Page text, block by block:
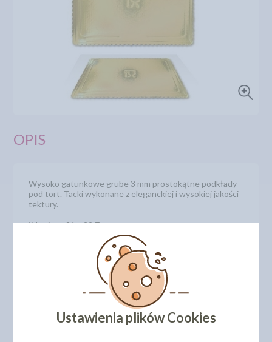
OPIS
Wysoko gatunkowe grube 3 mm prostokątne podkłady
pod tort. Tacki wykonane z eleganckiej i wysokiej jakości
tektury.
Wymiary: 21 x 29,7 cm
Grubość tektury: 3 mm
Kod produktu: 523212129
DODAJ SWOJĄ OPINIĘ
PRODUKTY PODOBNE
Ustawienia plików Cookies